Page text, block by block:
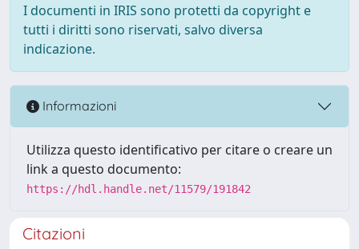
I documenti in IRIS sono protetti da copyright e
tutti i diritti sono riservati, salvo diversa
indicazione.
Informazioni
Utilizza questo identificativo per citare o creare un
link a questo documento:
https://hdl.handle.net/11579/191842
Citazioni